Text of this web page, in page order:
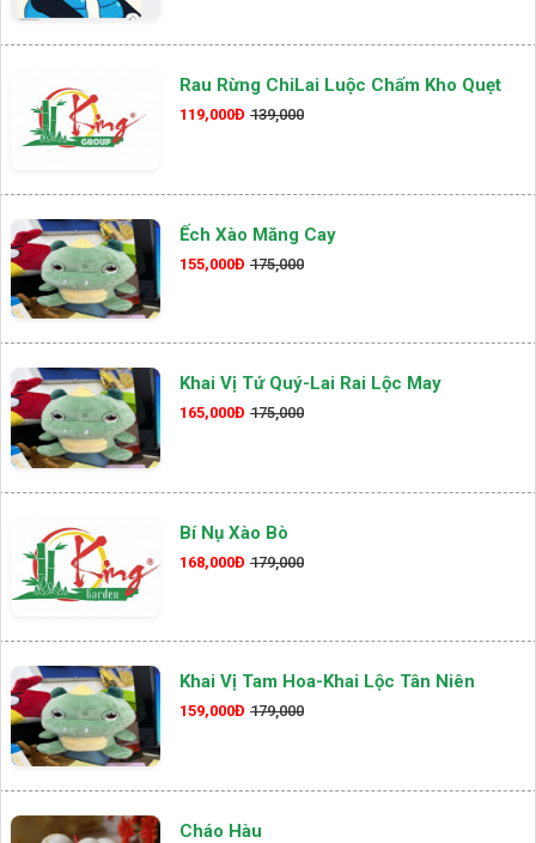
Rau Rừng ChiLai Luộc Chấm Kho Quẹt
119,000Đ 139,000
Ếch Xào Măng Cay
155,000Đ 175,000
Khai Vị Tứ Quý-Lai Rai Lộc May
165,000Đ 175,000
Bí Nụ Xào Bò
168,000Đ 179,000
Khai Vị Tam Hoa-Khai Lộc Tân Niên
159,000Đ 179,000
Cháo Hàu